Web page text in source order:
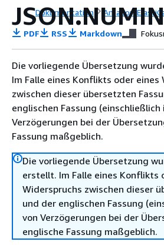
Dokumentation Amazon
PDF RSS Markdown
Die vorliegende Übersetzung
Im Falle eines Konflikts oder eines
zwischen dieser übersetzten
englischen Fassung
Verzögerungen bei der
Fassung maßgeblich.
Die vorliegende Übersetzung
erstellt. Im Falle eines Konflikts
Widerspruchs zwischen dieser
und der englischen Fassung
von Verzögerungen bei der
englische Fassung maßgeblich.